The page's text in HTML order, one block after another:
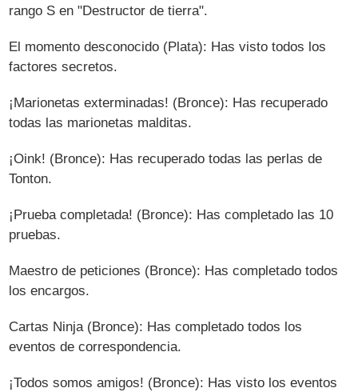
rango S en "Destructor de tierra".
El momento desconocido (Plata): Has visto todos los
factores secretos.
¡Marionetas exterminadas! (Bronce): Has recuperado
todas las marionetas malditas.
¡Oink! (Bronce): Has recuperado todas las perlas de
Tonton.
¡Prueba completada! (Bronce): Has completado las 10
pruebas.
Maestro de peticiones (Bronce): Has completado todos
los encargos.
Cartas Ninja (Bronce): Has completado todos los
eventos de correspondencia.
¡Todos somos amigos! (Bronce): Has visto los eventos